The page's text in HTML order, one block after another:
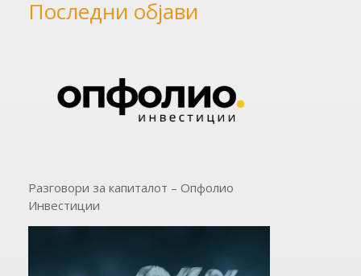
оттогаш
Последни објави
Разговори за капиталот – Опфолио
Инвестиции